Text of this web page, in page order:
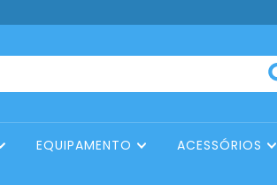
EQUIPAMENTO ACESSÓRIOS